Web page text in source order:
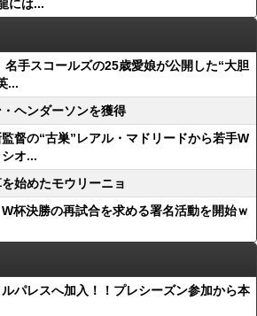
には...
手スコールズの25歳愛娘が公開した“大胆
...
ヘンダーソンを獲得
督の“古巣”レアル・マドリードから若手W
オ...
始めたモウリーニョ
杯決勝の再試合を求める署名活動を開始ｗ
ルパレスへ加入！！プレシーズン参加から本